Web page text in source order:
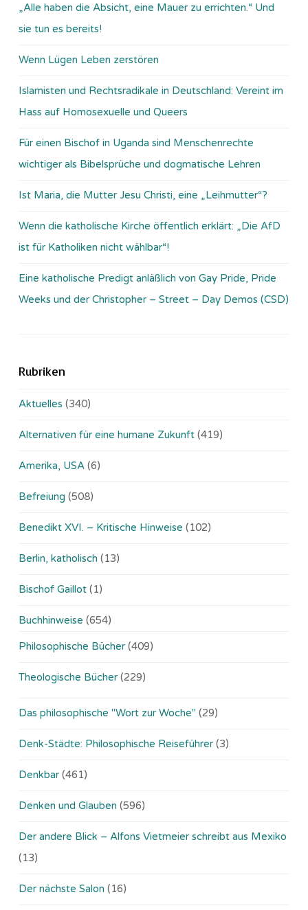
„Alle haben die Absicht, eine Mauer zu errichten.“ Und
sie tun es bereits!
Wenn Lügen Leben zerstören
Islamisten und Rechtsradikale in Deutschland: Vereint im
Hass auf Homosexuelle und Queers
Für einen Bischof in Uganda sind Menschenrechte
wichtiger als Bibelsprüche und dogmatische Lehren
Ist Maria, die Mutter Jesu Christi, eine „Leihmutter“?
Wenn die katholische Kirche öffentlich erklärt: „Die AfD
ist für Katholiken nicht wählbar“!
Eine katholische Predigt anläßlich von Gay Pride, Pride
Weeks und der Christopher – Street – Day Demos (CSD)
Rubriken
Aktuelles (340)
Alternativen für eine humane Zukunft (419)
Amerika, USA (6)
Befreiung (508)
Benedikt XVI. – Kritische Hinweise (102)
Berlin, katholisch (13)
Bischof Gaillot (1)
Buchhinweise (654)
Philosophische Bücher (409)
Theologische Bücher (229)
Das philosophische "Wort zur Woche" (29)
Denk-Städte: Philosophische Reiseführer (3)
Denkbar (461)
Denken und Glauben (596)
Der andere Blick – Alfons Vietmeier schreibt aus Mexiko
(13)
Der nächste Salon (16)